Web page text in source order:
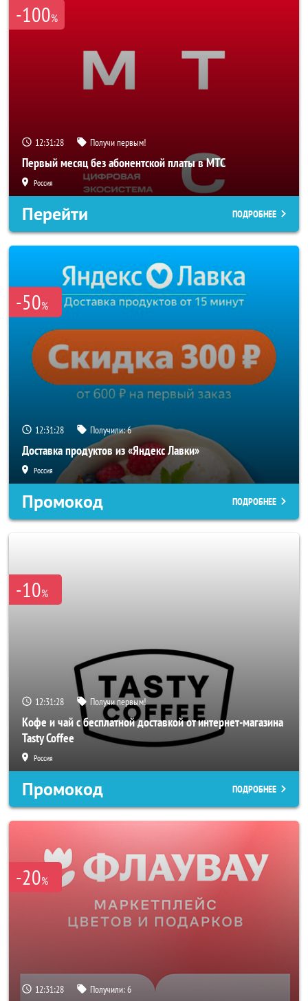
-100%
12:31:26 Получи первым!
Первый месяц без абонентской платы в МТС
Россия
Перейти ПОДРОБНЕЕ
-50%
12:31:26 Получили:6
Доставка продуктов из «Яндекс Лавки»
Россия
Промокод ПОДРОБНЕЕ
-10%
12:31:26 Получи первым!
Кофе и чай с бесплатной доставкой от интернет-магазина
Tasty Coffee
Россия
Промокод ПОДРОБНЕЕ
-20%
12:31:26 Получили:6